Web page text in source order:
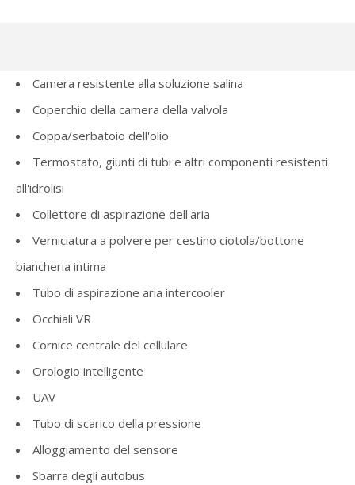
Camera resistente alla soluzione salina
Coperchio della camera della valvola
Coppa/serbatoio dell'olio
Termostato, giunti di tubi e altri componenti resistenti
all'idrolisi
Collettore di aspirazione dell'aria
Verniciatura a polvere per cestino ciotola/bottone
biancheria intima
Tubo di aspirazione aria intercooler
Occhiali VR
Cornice centrale del cellulare
Orologio intelligente
UAV
Tubo di scarico della pressione
Alloggiamento del sensore
Sbarra degli autobus